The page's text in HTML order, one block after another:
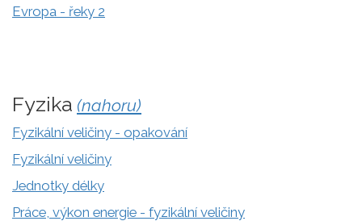
Evropa - řeky 2
Fyzika (nahoru)
Fyzikální veličiny - opakování
Fyzikální veličiny
Jednotky délky
Práce, výkon energie - fyzikální veličiny